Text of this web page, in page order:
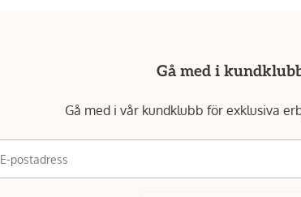
Gå med i
Gå med i vår kundklubb för exklusiva
E-postadress